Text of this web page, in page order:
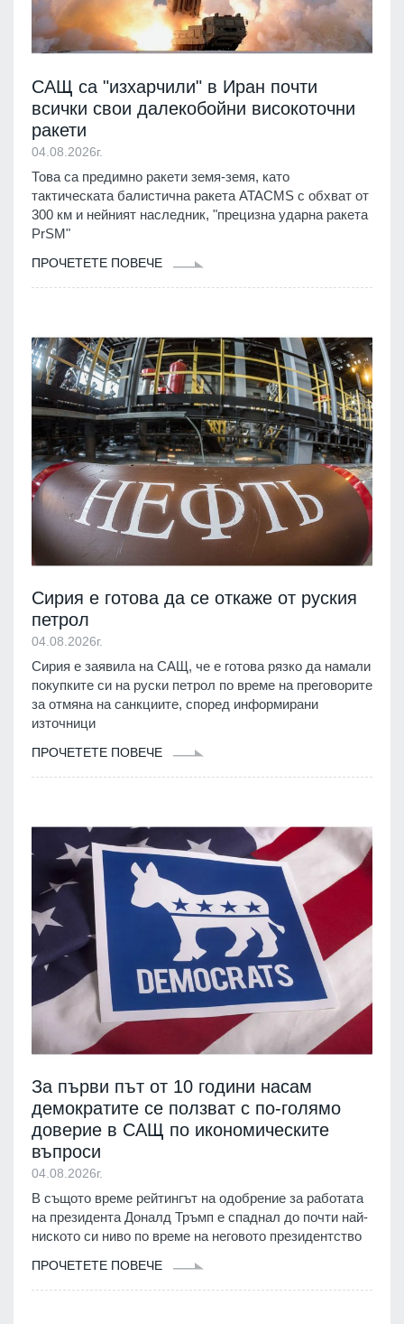
САЩ са "изхарчили" в Иран почти
всички свои далекобойни високоточни
ракети
04.08.2026г.
Това са предимно ракети земя-земя, като
тактическата балистична ракета ATACMS с обхват от
300 км и нейният наследник, "прецизна ударна ракета
PrSM"
ПРОЧЕТЕТЕ ПОВЕЧЕ
Сирия е готова да се откаже от руския
петрол
04.08.2026г.
Сирия е заявила на САЩ, че е готова рязко да намали
покупките си на руски петрол по време на преговорите
за отмяна на санкциите, според информирани
източници
ПРОЧЕТЕТЕ ПОВЕЧЕ
За първи път от 10 години насам
демократите се ползват с по-голямо
доверие в САЩ по икономическите
въпроси
04.08.2026г.
В същото време рейтингът на одобрение за работата
на президента Доналд Тръмп е спаднал до почти най-
ниското си ниво по време на неговото президентство
ПРОЧЕТЕТЕ ПОВЕЧЕ